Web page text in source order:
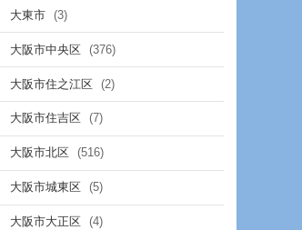
大東市 (3)
大阪市中央区 (376)
大阪市住之江区 (2)
大阪市住吉区 (7)
大阪市北区 (516)
大阪市城東区 (5)
大阪市大正区 (4)